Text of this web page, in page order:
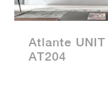
Atlante UNIT
AT204